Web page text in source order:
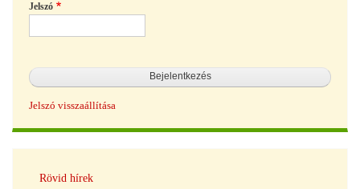
Jelszó
Jelszó visszaállítása
navigáció
Rövid hírek